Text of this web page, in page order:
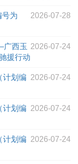
2026-07-28
为
2026-07-24
广西玉
援行动
2026-07-24
计划编
2026-07-24
计划编
2026-07-24
计划编